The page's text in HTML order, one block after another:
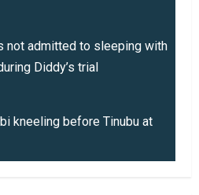
not admitted to sleeping with
Diddy’s trial
kneeling before Tinubu at